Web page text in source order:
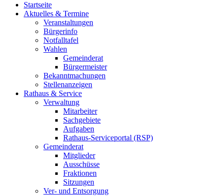
Startseite
Aktuelles & Termine
Veranstaltungen
Bürgerinfo
Notfalltafel
Wahlen
Gemeinderat
Bürgermeister
Bekanntmachungen
Stellenanzeigen
Rathaus & Service
Verwaltung
Mitarbeiter
Sachgebiete
Aufgaben
Rathaus-Serviceportal (RSP)
Gemeinderat
Mitglieder
Ausschüsse
Fraktionen
Sitzungen
Ver- und Entsorgung